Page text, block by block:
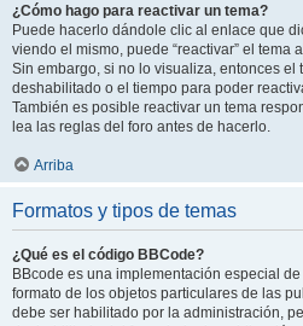
¿Cómo hago para reactivar un tema?
Puede hacerlo dándole clic al enlace que
viendo el mismo, puede “reactivar” el tema
Sin embargo, si no lo visualiza, entonces el
deshabilitado o el tiempo para poder
También es posible reactivar un tema
lea las reglas del foro antes de hacerlo.
Arriba
Formatos y tipos de temas
¿Qué es el código BBCode?
BBcode es una implementación especial
formato de los objetos particulares de las
debe ser habilitado por la administración,